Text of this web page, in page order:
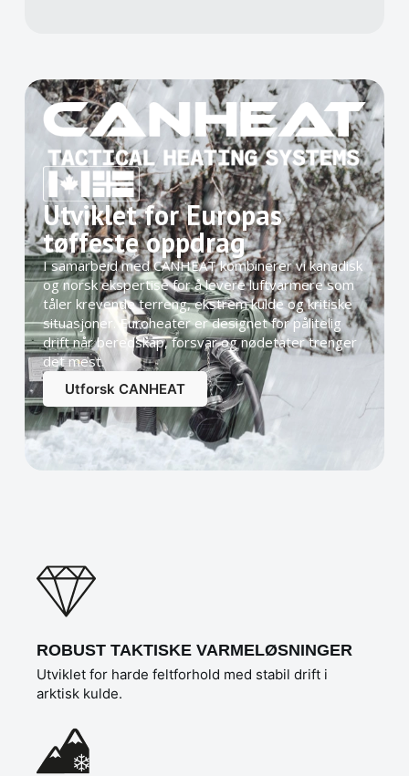
Utviklet for Europas
tøffeste oppdrag
I samarbeid med CANHEAT kombinerer vi kanadisk
og norsk ekspertise for å levere luftvarmere som
tåler krevende terreng, ekstrem kulde og kritiske
situasjoner. Euroheater er designet for pålitelig
drift når beredskap, forsvar og nødetater trenger
det mest.
Utforsk CANHEAT
ROBUST TAKTISKE VARMELØSNINGER
Utviklet for harde feltforhold med stabil drift i
arktisk kulde.